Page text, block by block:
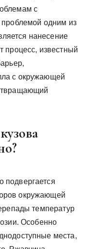
с
проблемой одним из
нанесение
процесс, известный
с окружающей
подвергается
окружающей
температур
Особенно
места,